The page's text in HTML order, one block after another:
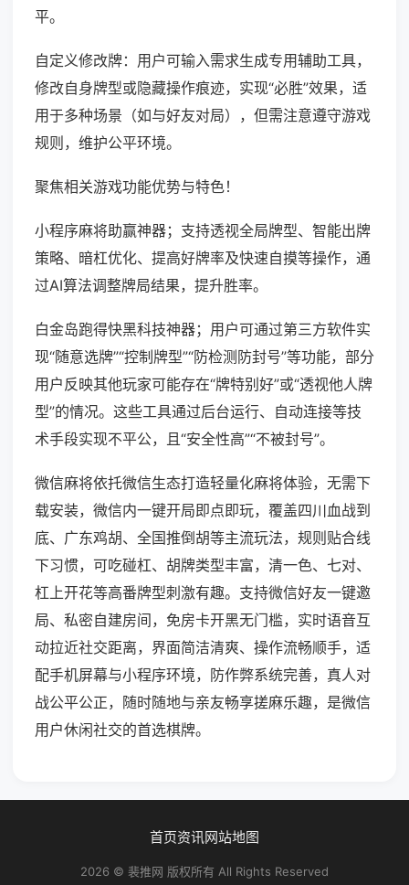
平。
自定义修改牌：用户可输入需求生成专用辅助工具，
修改自身牌型或隐藏操作痕迹，实现“必胜”效果，适
用于多种场景（如与好友对局），但需注意遵守游戏
规则，维护公平环境。
聚焦相关游戏功能优势与特色！
小程序麻将助赢神器；支持透视全局牌型、智能出牌
策略、暗杠优化、提高好牌率及快速自摸等操作，通
过AI算法调整牌局结果，提升胜率。
白金岛跑得快黑科技神器；用户可通过第三方软件实
现“随意选牌”“控制牌型”“防检测防封号”等功能，部分
用户反映其他玩家可能存在“牌特别好”或“透视他人牌
型”的情况。这些工具通过后台运行、自动连接等技
术手段实现不平公，且“安全性高”“不被封号”。
微信麻将依托微信生态打造轻量化麻将体验，无需下
载安装，微信内一键开局即点即玩，覆盖四川血战到
底、广东鸡胡、全国推倒胡等主流玩法，规则贴合线
下习惯，可吃碰杠、胡牌类型丰富，清一色、七对、
杠上开花等高番牌型刺激有趣。支持微信好友一键邀
局、私密自建房间，免房卡开黑无门槛，实时语音互
动拉近社交距离，界面简洁清爽、操作流畅顺手，适
配手机屏幕与小程序环境，防作弊系统完善，真人对
战公平公正，随时随地与亲友畅享搓麻乐趣，是微信
用户休闲社交的首选棋牌。
首页资讯网站地图
2026 © 裴推网 版权所有 All Rights Reserved